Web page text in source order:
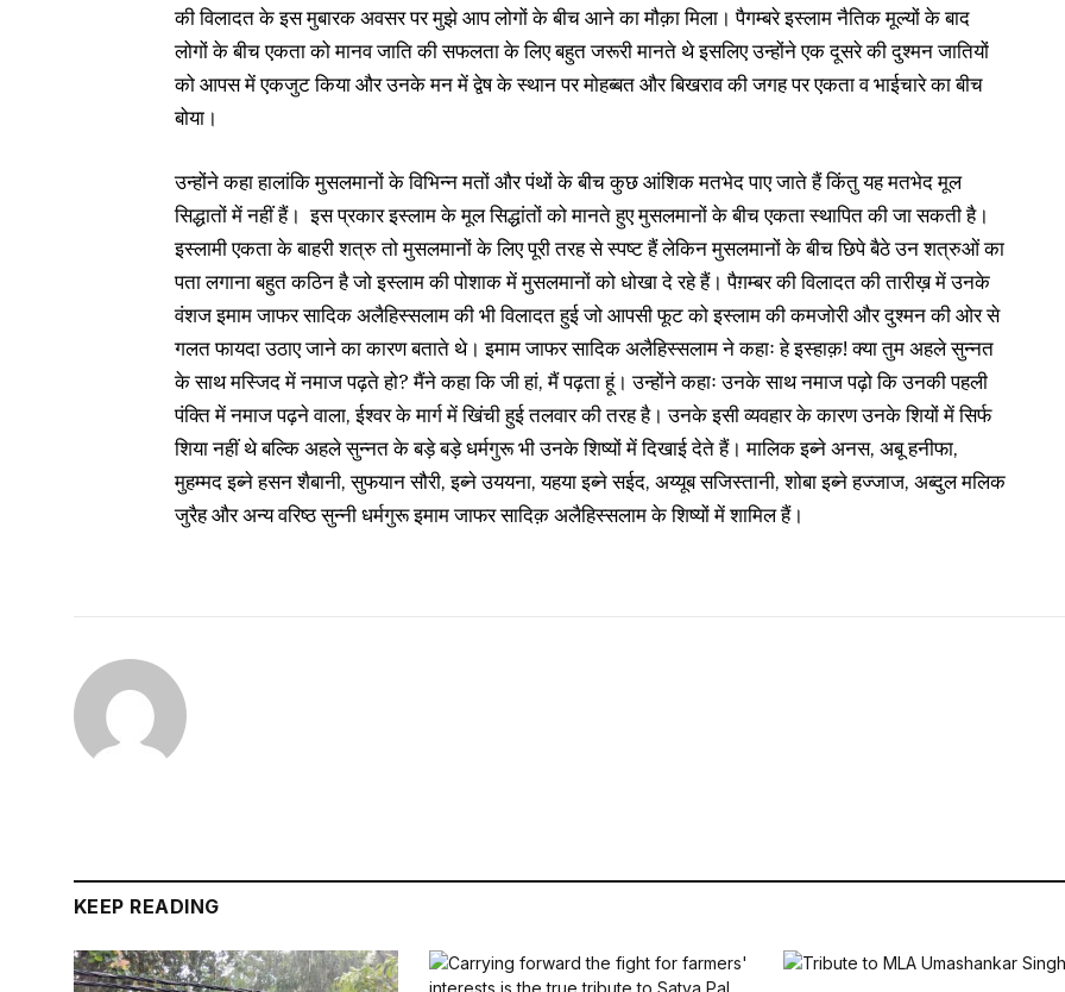
की विलादत के इस मुबारक अवसर पर मुझे आप लोगों के बीच आने का मौक़ा मिला। पैगम्बरे इस्लाम नैतिक मूल्यों के बाद
लोगों के बीच एकता को मानव जाति की सफलता के लिए बहुत जरूरी मानते थे इसलिए उन्होंने एक दूसरे की दुश्मन जातियों
को आपस में एकजुट किया और उनके मन में द्वेष के स्थान पर मोहब्बत और बिखराव की जगह पर एकता व भाईचारे का बीच
बोया।
उन्होंने कहा हालांकि मुसलमानों के विभिन्न मतों और पंथों के बीच कुछ आंशिक मतभेद पाए जाते हैं किंतु यह मतभेद मूल
सिद्धातों में नहीं हैं। इस प्रकार इस्लाम के मूल सिद्धांतों को मानते हुए मुसलमानों के बीच एकता स्थापित की जा सकती है।
इस्लामी एकता के बाहरी शत्रु तो मुसलमानों के लिए पूरी तरह से स्पष्ट हैं लेकिन मुसलमानों के बीच छिपे बैठे उन शत्रुओं का
पता लगाना बहुत कठिन है जो इस्लाम की पोशाक में मुसलमानों को धोखा दे रहे हैं। पैग़म्बर की विलादत की तारीख़ में उनके
वंशज इमाम जाफर सादिक अलैहिस्सलाम की भी विलादत हुई जो आपसी फूट को इस्लाम की कमजोरी और दुश्मन की ओर से
गलत फायदा उठाए जाने का कारण बताते थे। इमाम जाफर सादिक अलैहिस्सलाम ने कहाः हे इस्हाक़! क्या तुम अहले सुन्नत
के साथ मस्जिद में नमाज पढ़ते हो? मैंने कहा कि जी हां, मैं पढ़ता हूं। उन्होंने कहाः उनके साथ नमाज पढ़ो कि उनकी पहली
पंक्ति में नमाज पढ़ने वाला, ईश्वर के मार्ग में खिंची हुई तलवार की तरह है। उनके इसी व्यवहार के कारण उनके शियों में सिर्फ
शिया नहीं थे बल्कि अहले सुन्नत के बड़े बड़े धर्मगुरू भी उनके शिष्यों में दिखाई देते हैं। मालिक इब्ने अनस, अबू हनीफा,
मुहम्मद इब्ने हसन शैबानी, सुफयान सौरी, इब्ने उययना, यहया इब्ने सईद, अय्यूब सजिस्तानी, शोबा इब्ने हज्जाज, अब्दुल मलिक
जुरैह और अन्य वरिष्ठ सुन्नी धर्मगुरू इमाम जाफर सादिक़ अलैहिस्सलाम के शिष्यों में शामिल हैं।
KEEP READING